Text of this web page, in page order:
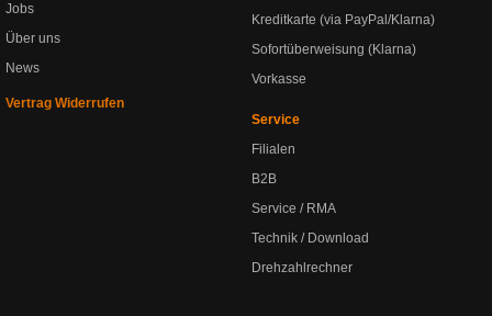
Jobs
Über uns
News
Vertrag Widerrufen
Kreditkarte (via PayPal/Klarna)
Sofortüberweisung (Klarna)
Vorkasse
Service
Filialen
B2B
Service / RMA
Technik / Download
Drehzahlrechner